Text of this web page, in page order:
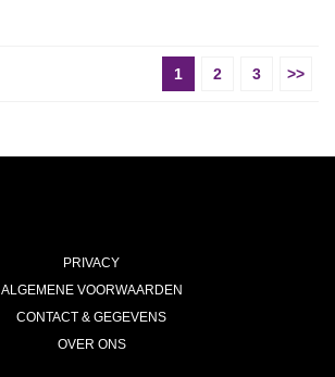
1 2 3 >>
PRIVACY
ALGEMENE VOORWAARDEN
CONTACT & GEGEVENS
OVER ONS